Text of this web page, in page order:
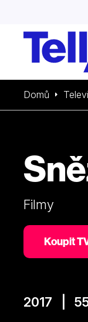
Domů
Filmy
Koupit
2017 |